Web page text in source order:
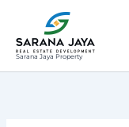
konten
Sarana Jaya Property